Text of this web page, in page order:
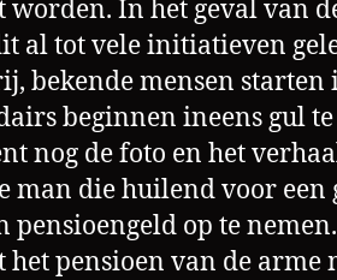
worden. In het geval van
al tot vele initiatieven
bekende mensen
beginnen ineens gul
nog de foto en het
man die huilend voor
pensioengeld op te
het pensioen van de arme